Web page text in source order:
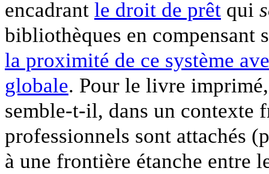
encadrant le droit de prêt qui
bibliothèques en compensant
la proximité de ce système
globale. Pour le livre
semble-t-il, dans un contexte
professionnels sont attachés
à une frontière étanche entre